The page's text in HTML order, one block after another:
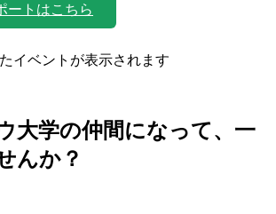
ートはこちら
イベントが表示されます
大学の仲間になって、一
んか？